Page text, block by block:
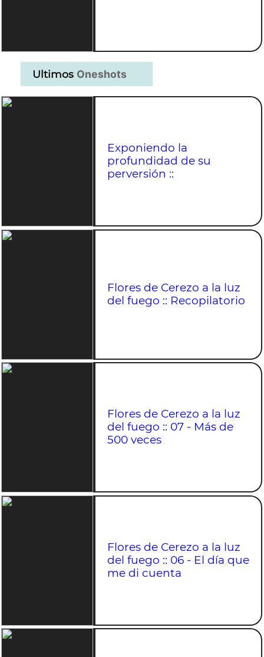
Ultimos Oneshots
Exponiendo la
profundidad de su
perversión ::
Flores de Cerezo a la luz
del fuego :: Recopilatorio
Flores de Cerezo a la luz
del fuego :: 07 - Más de
500 veces
Flores de Cerezo a la luz
del fuego :: 06 - El día que
me di cuenta